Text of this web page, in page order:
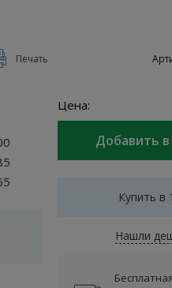
Печать
Цена:
Купить в
Нашли